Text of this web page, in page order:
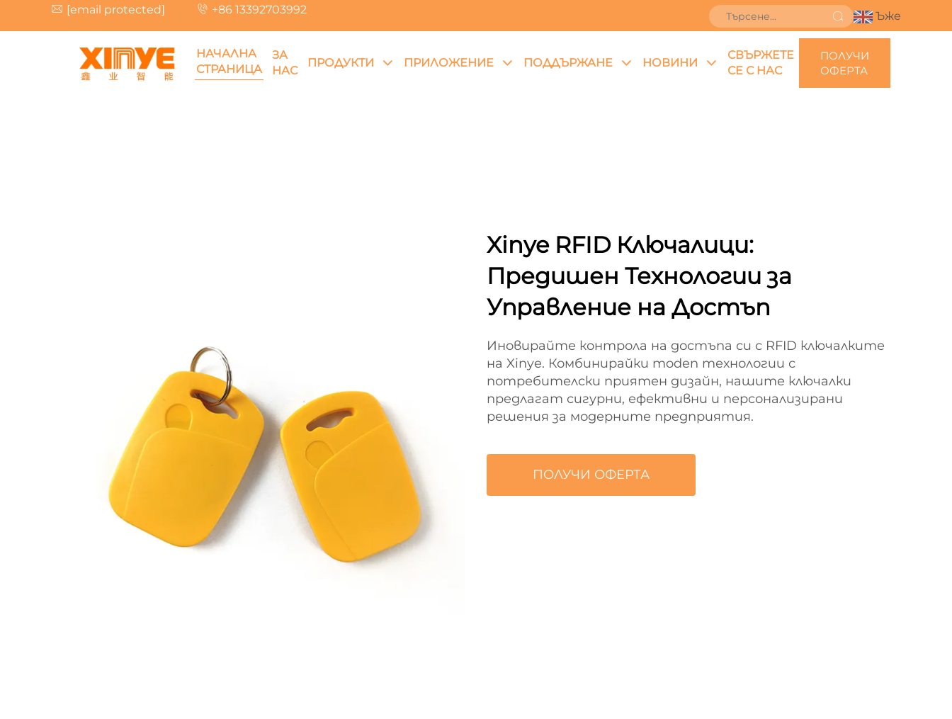
[email protected] +86 13392703992 Ъже
НАЧАЛНА
СТРАНИЦА
ЗА
НАС
ПРОДУКТИ ПРИЛОЖЕНИЕ ПОДДЪРЖАНЕ НОВИНИ
СВЪРЖЕТЕ
СЕ С НАС
ПОЛУЧИ
ОФЕРТА
Xinye RFID Ключалици:
Предишен Технологии за
Управление на Достъп
Иновирайте контрола на достъпа си с RFID ключалките
на Xinye. Комбинирайки moden технологии с
потребителски приятен дизайн, нашите ключалки
предлагат сигурни, ефективни и персонализирани
решения за модерните предприятия.
ПОЛУЧИ ОФЕРТА